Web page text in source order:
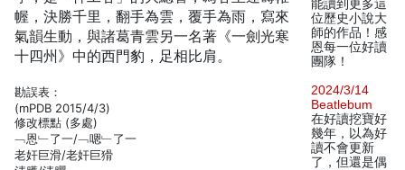
幄，決勝千里，翻手為雲，覆手為雨，寫來
氣韻生動，與諸葛青雲另一名著《一劍光寒
十四州》中的西門豹，足相比肩。
勘誤表：
(mPDB 2015/4/3)
修改標點 (多處)
﹁恩﹂了一/﹁嗯﹂了一
老奸巨滑/老奸巨猾
能讀到更多這
位歷史小說大
師的作品！感
恩每一位好讀
團隊！
2024/3/14
Beatlebum
在好讀挖寶好
幾年，以為好
讀不會更新
了，但還是偶